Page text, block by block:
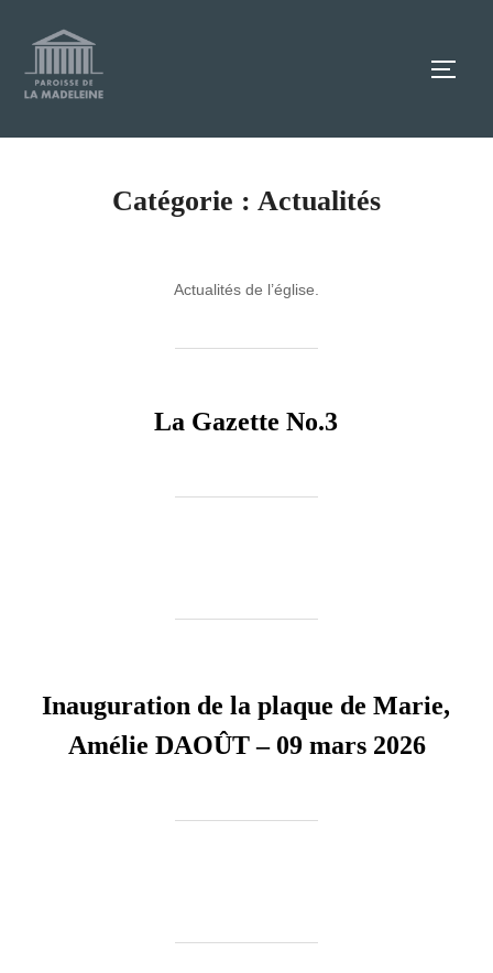
contenu
Catégorie : Actualités
Actualités de l’église.
La Gazette No.3
Inauguration de la plaque de Marie,
Amélie DAOÛT – 09 mars 2026